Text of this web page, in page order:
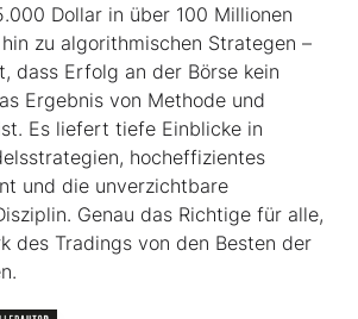
Dollar in über 100 Millionen
zu algorithmischen Strategen –
dass Erfolg an der Börse kein
Ergebnis von Methode und
Es liefert tiefe Einblicke in
hocheffizientes
und die unverzichtbare
Genau das Richtige für alle,
des Tradings von den Besten der